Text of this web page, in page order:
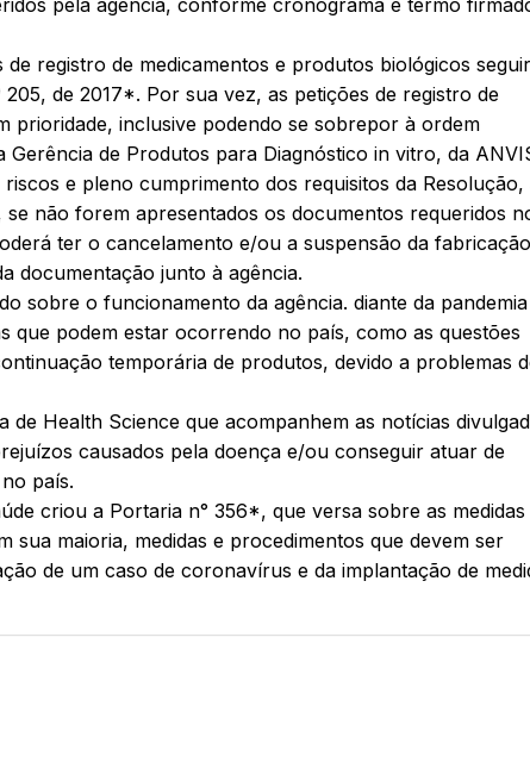
pela agência, conforme cronograma e termo
registro de medicamentos e produtos biológicos
de 2017*. Por sua vez, as petições de registro de
prioridade, inclusive podendo se sobrepor à ordem
de Produtos para Diagnóstico in vitro, da
e pleno cumprimento dos requisitos da Resolução,
não forem apresentados os documentos requeridos
ter o cancelamento e/ou a suspensão da
documentação junto à agência.
sobre o funcionamento da agência. diante da pandemia
que podem estar ocorrendo no país, como as questões
temporária de produtos, devido a problemas
Health Science que acompanhem as notícias
causados pela doença e/ou conseguir atuar de
país.
criou a Portaria n° 356*, que versa sobre as medidas
sua maioria, medidas e procedimentos que devem ser
de um caso de coronavírus e da implantação de